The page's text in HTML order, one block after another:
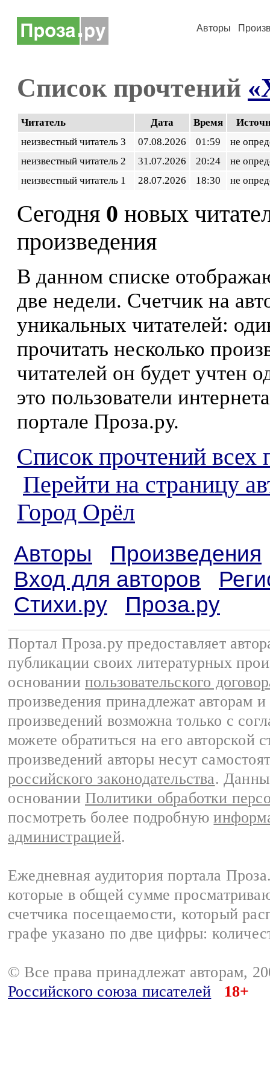
Авторы
Список прочтений
Читатель Дата Время
неизвестный читатель 3
07.08.2026 01:59
не
неизвестный читатель 2
31.07.2026 20:24
не
неизвестный читатель 1
28.07.2026 18:30 не
Сегодня 0 новых
произведения
В данном списке
две недели. Счетчик на
уникальных читателей:
прочитать несколько
читателей он будет учтен
это пользователи
портале Проза.ру.
Список прочтений всех
Перейти на страницу
Город Орёл
Авторы
Произведения
Вход для авторов
Стихи.ру
Проза.ру
Портал Проза.ру предоставляет
публикации своих литературных
основании пользовательского
произведения принадлежат авторам
произведений возможна только с
можете обратиться на его авторской
произведений авторы несут
российского законодательства.
основании Политики обработки
посмотреть более подробную
администрацией.
Ежедневная аудитория портала
которые в общей сумме
счетчика посещаемости, который
графе указано по две цифры:
© Все права принадлежат авторам,
Российского союза писателей
18+